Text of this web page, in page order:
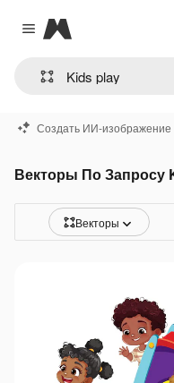
Close menu
Magnific
Создать ИИ-изображение
Векторы По Запросу
Векторы